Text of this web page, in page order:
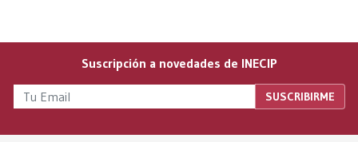
Suscripción a novedades de INECIP